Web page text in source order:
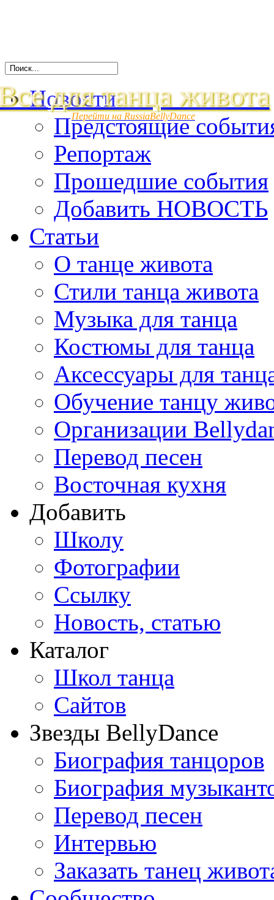
для танца живота
Перейти на RussiaBellyDance
Новости
Предстоящие
Репортаж
Прошедшие события
Добавить НОВОСТЬ
Статьи
О танце живота
Стили танца живота
Музыка для танца
Костюмы для танца
Аксессуары для
Обучение танцу
Организации
Перевод песен
Восточная кухня
Добавить
Школу
Фотографии
Ссылку
Новость, статью
Каталог
Школ танца
Сайтов
Звезды BellyDance
Биография танцоров
Биография
Перевод песен
Интервью
Заказать танец